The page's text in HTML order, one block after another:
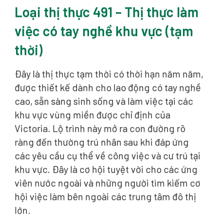
Loại thị thực 491 – Thị thực làm
việc có tay nghề khu vực (tạm
thời)
Đây là thị thực tạm thời có thời hạn năm năm,
được thiết kế dành cho lao động có tay nghề
cao, sẵn sàng sinh sống và làm việc tại các
khu vực vùng miền được chỉ định của
Victoria. Lộ trình này mở ra con đường rõ
ràng đến thường trú nhân sau khi đáp ứng
các yêu cầu cụ thể về công việc và cư trú tại
khu vực. Đây là cơ hội tuyệt vời cho các ứng
viên nước ngoài và những người tìm kiếm cơ
hội việc làm bên ngoài các trung tâm đô thị
lớn.